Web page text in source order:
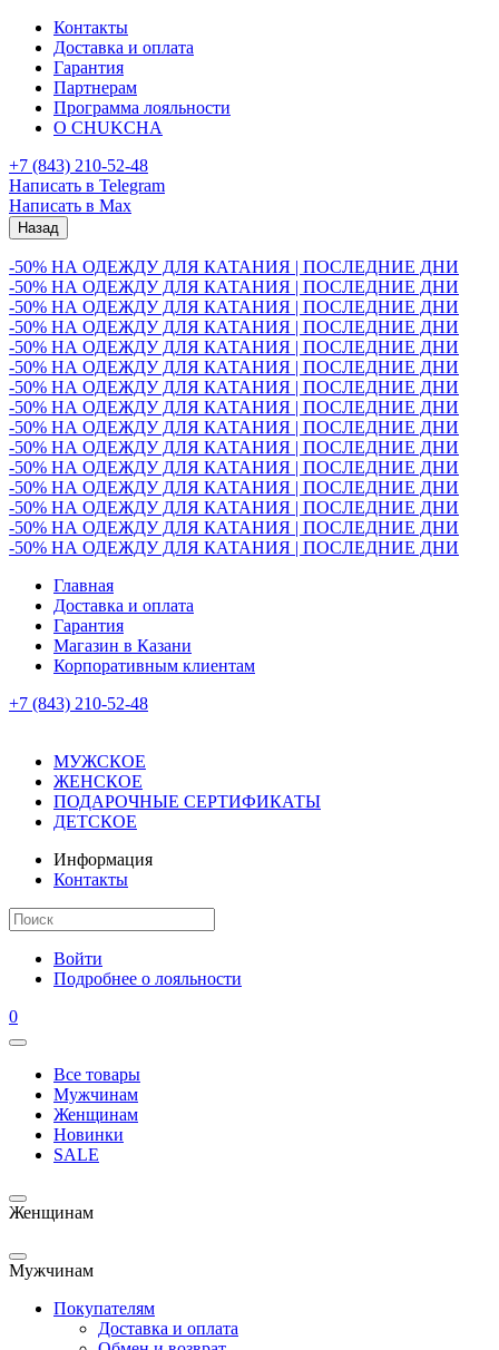
Контакты
Доставка и оплата
Гарантия
Партнерам
Программа лояльности
О CHUKCHA
+7 (843) 210-52-48
Написать в Telegram
Написать в Max
Назад
-50% НА ОДЕЖДУ ДЛЯ КАТАНИЯ | ПОСЛЕДНИЕ ДНИ
-50% НА ОДЕЖДУ ДЛЯ КАТАНИЯ | ПОСЛЕДНИЕ ДНИ
-50% НА ОДЕЖДУ ДЛЯ КАТАНИЯ | ПОСЛЕДНИЕ ДНИ
-50% НА ОДЕЖДУ ДЛЯ КАТАНИЯ | ПОСЛЕДНИЕ ДНИ
-50% НА ОДЕЖДУ ДЛЯ КАТАНИЯ | ПОСЛЕДНИЕ ДНИ
-50% НА ОДЕЖДУ ДЛЯ КАТАНИЯ | ПОСЛЕДНИЕ ДНИ
-50% НА ОДЕЖДУ ДЛЯ КАТАНИЯ | ПОСЛЕДНИЕ ДНИ
-50% НА ОДЕЖДУ ДЛЯ КАТАНИЯ | ПОСЛЕДНИЕ ДНИ
-50% НА ОДЕЖДУ ДЛЯ КАТАНИЯ | ПОСЛЕДНИЕ ДНИ
-50% НА ОДЕЖДУ ДЛЯ КАТАНИЯ | ПОСЛЕДНИЕ ДНИ
-50% НА ОДЕЖДУ ДЛЯ КАТАНИЯ | ПОСЛЕДНИЕ ДНИ
-50% НА ОДЕЖДУ ДЛЯ КАТАНИЯ | ПОСЛЕДНИЕ ДНИ
-50% НА ОДЕЖДУ ДЛЯ КАТАНИЯ | ПОСЛЕДНИЕ ДНИ
-50% НА ОДЕЖДУ ДЛЯ КАТАНИЯ | ПОСЛЕДНИЕ ДНИ
-50% НА ОДЕЖДУ ДЛЯ КАТАНИЯ | ПОСЛЕДНИЕ ДНИ
Главная
Доставка и оплата
Гарантия
Магазин в Казани
Корпоративным клиентам
+7 (843) 210-52-48
МУЖСКОЕ
ЖЕНСКОЕ
ПОДАРОЧНЫЕ СЕРТИФИКАТЫ
ДЕТСКОЕ
Информация
Контакты
Войти
Подробнее о лояльности
0
Все товары
Мужчинам
Женщинам
Новинки
SALE
Женщинам
Мужчинам
Покупателям
Доставка и оплата